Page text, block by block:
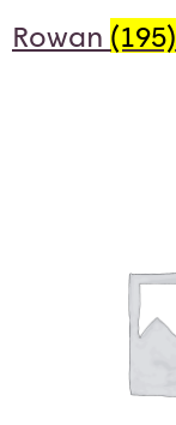
Rowan (195)